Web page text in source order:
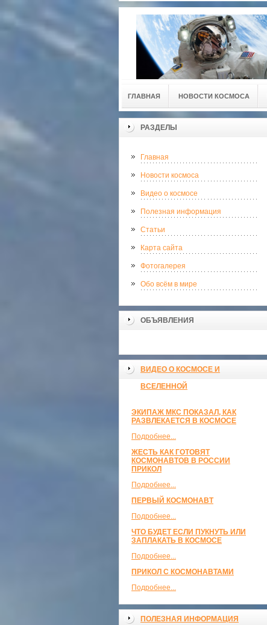
ГЛАВНАЯ НОВОСТИ КОСМОСА
РАЗДЕЛЫ
Главная
Новости космоса
Видео о космосе
Полезная информация
Статьи
Карта сайта
Фотогалерея
Обо всём в мире
ОБЪЯВЛЕНИЯ
ВИДЕО О КОСМОСЕ И
ВСЕЛЕННОЙ
ЭКИПАЖ МКС ПОКАЗАЛ, КАК
РАЗВЛЕКАЕТСЯ В КОСМОСЕ
Подробнее...
ЖЕСТЬ КАК ГОТОВЯТ
КОСМОНАВТОВ В РОССИИ
ПРИКОЛ
Подробнее...
ПЕРВЫЙ КОСМОНАВТ
Подробнее...
ЧТО БУДЕТ ЕСЛИ ПУКНУТЬ ИЛИ
ЗАПЛАКАТЬ В КОСМОСЕ
Подробнее...
ПРИКОЛ С КОСМОНАВТАМИ
Подробнее...
ПОЛЕЗНАЯ ИНФОРМАЦИЯ